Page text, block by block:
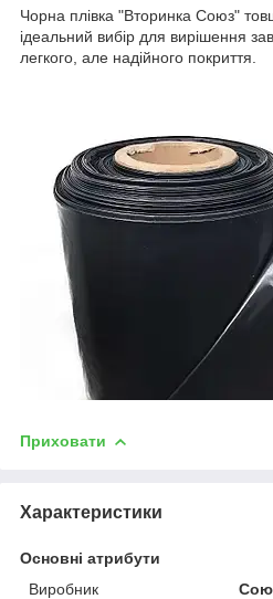
Чорна плівка "Вторинка Союз"
ідеальний вибір для вирішення
легкого, але надійного покриття.
Приховати
Характеристики
Основні атрибути
Виробник